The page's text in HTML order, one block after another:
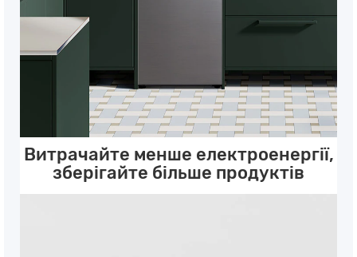
Витрачайте менше електроенергії,
зберігайте більше продуктів